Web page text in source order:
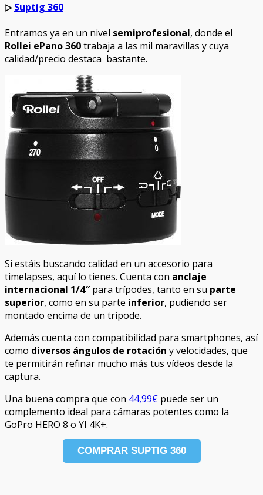
▷Suptig 360
Entramos ya en un nivel semiprofesional, donde el
Rollei ePano 360trabaja a las mil maravillas y cuya
calidad/precio destaca bastante.
Si estáis buscando calidad en un accesorio para
timelapses, aquí lo tienes. Cuenta con anclaje
internacional 1/4″para trípodes, tanto en su parte
superior, como en su parte inferior, pudiendo ser
montado encima de un trípode.
Además cuenta con compatibilidad para smartphones, así
como diversos ángulos de rotación y velocidades, que
te permitirán refinar mucho más tus vídeos desde la
captura.
Una buena compra que con 44,99€ puede ser un
complemento ideal para cámaras potentes como la
GoPro HERO 8 o YI 4K+.
COMPRAR SUPTIG 360